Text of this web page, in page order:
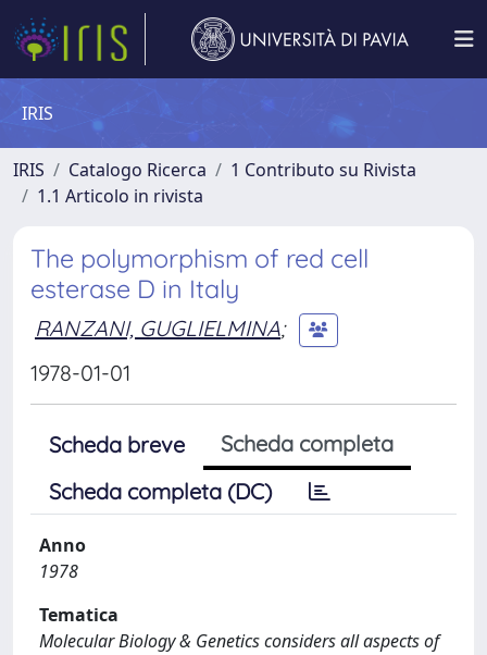
IRIS
IRIS Catalogo Ricerca
1 Contributo su Rivista
1.1 Articolo in rivista
The polymorphism of red cell
esterase D in Italy
RANZANI, GUGLIELMINA;
1978-01-01
Scheda breve
Scheda completa
Scheda completa (DC)
Anno
1978
Tematica
Molecular Biology & Genetics considers all aspects of